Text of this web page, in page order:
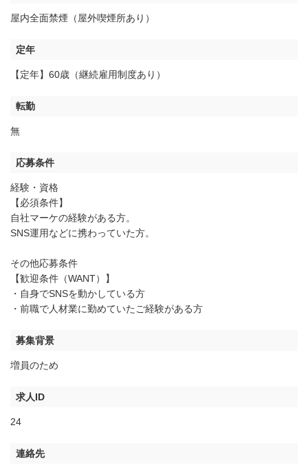
屋内全面禁煙（屋外喫煙所あり）
定年
【定年】60歳（継続雇用制度あり）
転勤
無
応募条件
経験・資格
【必須条件】
自社マーケの経験がある方。
SNS運用などに携わっていた方。
その他応募条件
【歓迎条件（WANT）】
・自身でSNSを動かしている方
・前職で人材業に勤めていたご経験がある方
募集背景
増員のため
求人ID
24
連絡先